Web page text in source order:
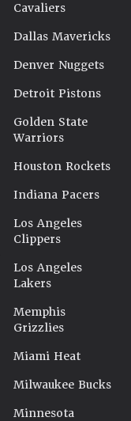
Cavaliers
Dallas Mavericks
Denver Nuggets
Detroit Pistons
Golden State
Warriors
Houston Rockets
Indiana Pacers
Los Angeles
Clippers
Los Angeles
Lakers
Memphis
Grizzlies
Miami Heat
Milwaukee Bucks
Minnesota